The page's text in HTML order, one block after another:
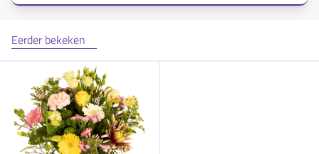
Eerder bekeken